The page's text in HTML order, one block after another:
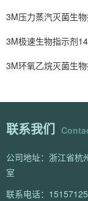
3M压力蒸汽灭菌生
3M极速生物指示剂
3M环氧乙烷灭菌生
联系我们
公司地址：浙江省杭
室
联系电话：